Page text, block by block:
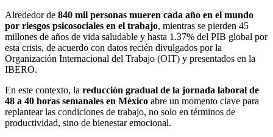
Alrededor de 840 mil personas mueren cada año en el mundo
por riesgos psicosociales en el trabajo, mientras se pierden 45
millones de años de vida saludable y hasta 1.37% del PIB global por
esta crisis, de acuerdo con datos recién divulgados por la
Organización Internacional del Trabajo (OIT) y presentados en la
IBERO.
En este contexto, la reducción gradual de la jornada laboral de
48 a 40 horas semanales en México abre un momento clave para
replantear las condiciones de trabajo, no solo en términos de
productividad, sino de bienestar emocional.